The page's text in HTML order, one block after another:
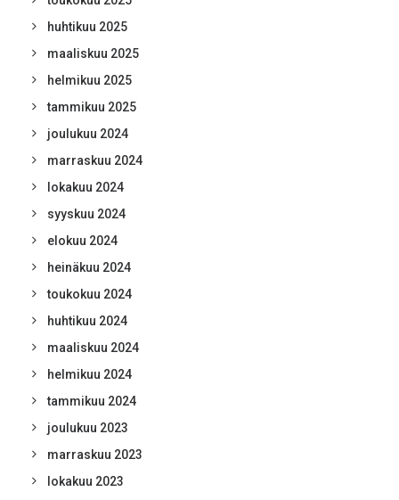
huhtikuu 2025
maaliskuu 2025
helmikuu 2025
tammikuu 2025
joulukuu 2024
marraskuu 2024
lokakuu 2024
syyskuu 2024
elokuu 2024
heinäkuu 2024
toukokuu 2024
huhtikuu 2024
maaliskuu 2024
helmikuu 2024
tammikuu 2024
joulukuu 2023
marraskuu 2023
lokakuu 2023